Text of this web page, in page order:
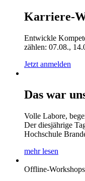
Karriere-
Entwickle
zählen: 07.08.,
Jetzt anmelden
Das war
Volle Labore,
Der diesjährige
Hochschule
mehr lesen
Offline-Workshops